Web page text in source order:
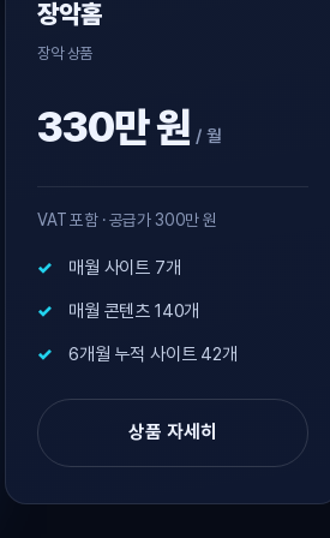
장악홈
장악 상품
330만 원 / 월
VAT 포함 · 공급가 300만 원
매월 사이트 7개
매월 콘텐츠 140개
6개월 누적 사이트 42개
상품 자세히